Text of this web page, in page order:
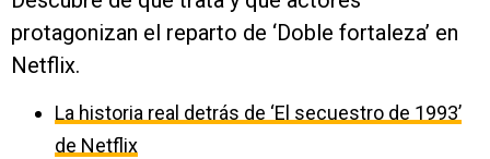
protagonizan el reparto de ‘Doble fortaleza’ en
Netflix.
La historia real detrás de ‘El secuestro de 1993’
de Netflix